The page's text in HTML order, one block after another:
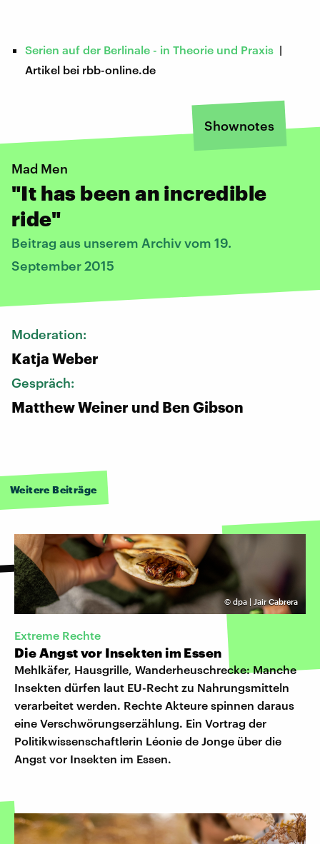
Serien auf der Berlinale - in Theorie und Praxis |
Artikel bei rbb-online.de
Shownotes
Mad Men
"It has been an incredible
ride"
Beitrag aus unserem Archiv vom 19.
September 2015
Moderation:
Katja Weber
Gespräch:
Matthew Weiner und Ben Gibson
Weitere Beiträge
© dpa | Jair Cabrera
Extreme Rechte
Die Angst vor Insekten im Essen
Mehlkäfer, Hausgrille, Wanderheuschrecke: Manche
Insekten dürfen laut EU-Recht zu Nahrungsmitteln
verarbeitet werden. Rechte Akteure spinnen daraus
eine Verschwörungserzählung. Ein Vortrag der
Politikwissenschaftlerin Léonie de Jonge über die
Angst vor Insekten im Essen.